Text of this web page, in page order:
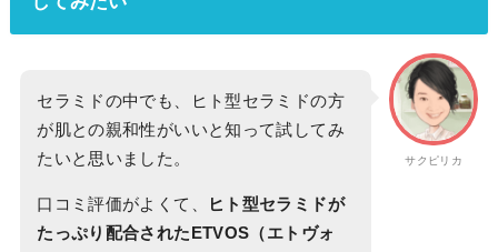
サクピリカ
セラミドの中でも、ヒト型セラミドの方
が肌との親和性がいいと知って試してみ
たいと思いました。
口コミ評価がよくて、
ヒト型セラミドが
たっぷり配合されたETVOS（エトヴォ